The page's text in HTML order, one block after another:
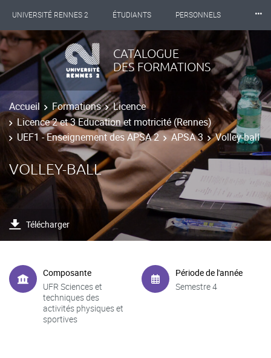
UNIVERSITÉ RENNES 2 ÉTUDIANTS PERSONNELS
INTERNATIONAL PROFESSIONNELS BIBLIOTHÈQUES
LES NOUVELLES DE RENNES 2
⸱⸱⸱
CATALOGUE
DES FORMATIONS
Accueil Formations
Licence
Licence 2 et 3 Education et motricité (Rennes)
UEF1 - Enseignement des APSA 2
APSA 3 Volley-ball
VOLLEY-BALL
Télécharger
Composante
UFR Sciences et
techniques des
activités physiques et
sportives
Période de l'année
Semestre 4